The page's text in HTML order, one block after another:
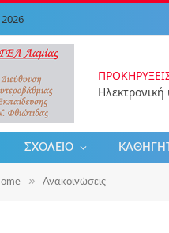
ΣΧΟΛΕΊΟ
» Ανακοινώσεις